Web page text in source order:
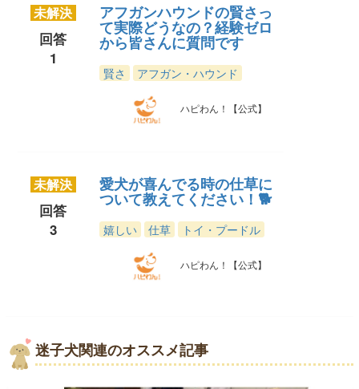
未解決
回答
1
アフガンハウンドの賢さっ
て実際どうなの？経験ゼロ
から皆さんに質問です
賢さ アフガン・ハウンド
ハピわん！【公式】
未解決
回答
3
愛犬が喜んでる時の仕草に
ついて教えてください！🐕
嬉しい 仕草 トイ・プードル
ハピわん！【公式】
迷子犬関連のオススメ記事